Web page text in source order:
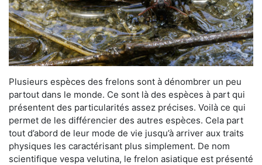
Plusieurs espèces des frelons sont à dénombrer un peu
partout dans le monde. Ce sont là des espèces à part qui
présentent des particularités assez précises. Voilà ce qui
permet de les différencier des autres espèces. Cela part
tout d’abord de leur mode de vie jusqu’à arriver aux traits
physiques les caractérisant plus simplement. De nom
scientifique vespa velutina, le frelon asiatique est présenté